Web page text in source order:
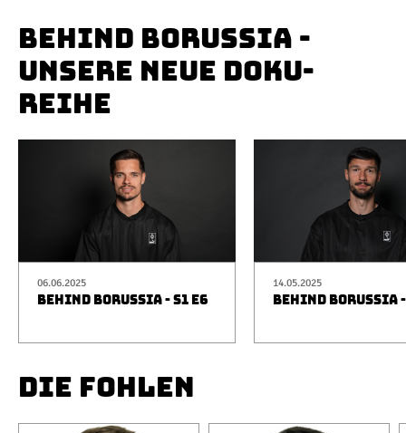
BEHIND BORUSSIA -
UNSERE NEUE DOKU-
REIHE
06.06.2025
BEHIND BORUSSIA - S1 E6
14.05.2025
BEHIND BORUSSIA
DIE FOHLEN